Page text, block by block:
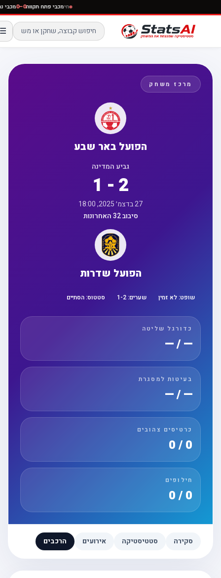
חימכבי פתח תקווה0–0
☰
מרכז משחק
הפועל באר שבע
גביע המדינה
1 - 2
27 בדצמ׳ 2025, 18:00
סיבוב 32 האחרונות
הפועל שדרות
שופט:לא זמין שערים: 1 -2 סטטוס:הסתיים
כדורגל שליטה
— / —
בעיטות למסגרת
— / —
כרטיסים צהובים
חילופים
סקירה סטטיסטיקה אירועים הרכבים